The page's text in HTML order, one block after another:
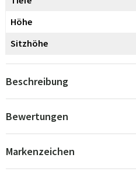
Höhe
Sitzhöhe
Beschreibung
Bewertungen
Markenzeichen